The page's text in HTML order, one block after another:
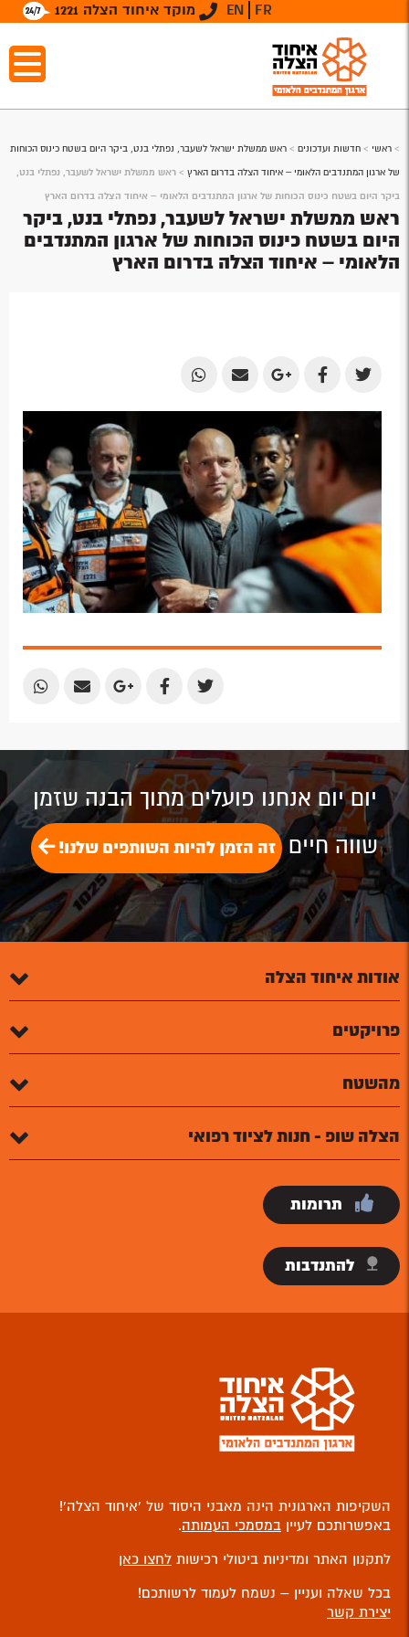
מוקד איחוד הצלה 1221 EN FR
> ראשי > חדשות ועדכונים > ראש ממשלת ישראל לשעבר, נפתלי בנט, ביקר היום בשטח כינוס הכוחות
של ארגון המתנדבים הלאומי – איחוד הצלה בדרום הארץ > ראש ממשלת ישראל לשעבר, נפתלי בנט,
ביקר היום בשטח כינוס הכוחות של ארגון המתנדבים הלאומי – איחוד הצלה בדרום הארץ
ראש ממשלת ישראל לשעבר, נפתלי בנט, ביקר
היום בשטח כינוס הכוחות של ארגון המתנדבים
הלאומי – איחוד הצלה בדרום הארץ
Share
on
Share
on
Facebook
Share
on
Google
Plus
Share
by
Email
Share
by
Email
Share
Share
Share
Share
Share
יום יום אנחנו פועלים מתוך הבנה שזמן
שווה חיים זה הזמן להיות השותפים שלנו!
אודות איחוד הצלה
פרויקטים
מהשטח
הצלה שופ - חנות לציוד רפואי
תרומות
להתנדבות
השקיפות הארגונית הינה מאבני היסוד של ‘איחוד הצלה’!
באפשרותכם לעיין במסמכי העמותה.
לתקנון האתר ומדיניות ביטולי רכישות לחצו כאן
בכל שאלה ועניין – נשמח לעמוד לרשותכם!
יצירת קשר